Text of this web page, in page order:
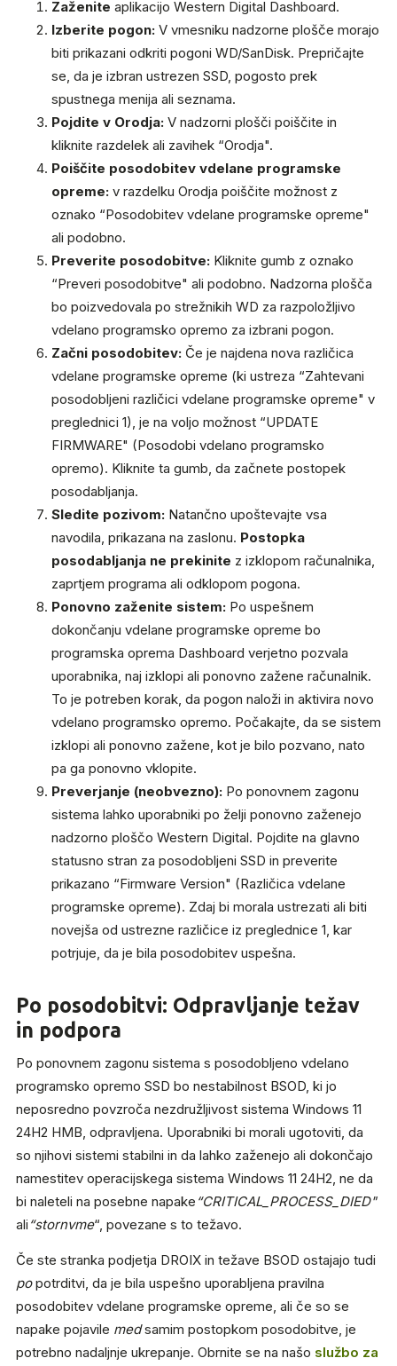
Zaženite aplikacijo Western Digital Dashboard.
Izberite pogon: V vmesniku nadzorne plošče morajo
biti prikazani odkriti pogoni WD/SanDisk. Prepričajte
se, da je izbran ustrezen SSD, pogosto prek
spustnega menija ali seznama.
Pojdite v Orodja: V nadzorni plošči poiščite in
kliknite razdelek ali zavihek “Orodja".
Poiščite posodobitev vdelane programske
opreme: v razdelku Orodja poiščite možnost z
oznako “Posodobitev vdelane programske opreme"
ali podobno.
Preverite posodobitve: Kliknite gumb z oznako
“Preveri posodobitve" ali podobno. Nadzorna plošča
bo poizvedovala po strežnikih WD za razpoložljivo
vdelano programsko opremo za izbrani pogon.
Začni posodobitev: Če je najdena nova različica
vdelane programske opreme (ki ustreza “Zahtevani
posodobljeni različici vdelane programske opreme" v
preglednici 1), je na voljo možnost “UPDATE
FIRMWARE" (Posodobi vdelano programsko
opremo). Kliknite ta gumb, da začnete postopek
posodabljanja.
Sledite pozivom: Natančno upoštevajte vsa
navodila, prikazana na zaslonu. Postopka
posodabljanja ne prekinite z izklopom računalnika,
zaprtjem programa ali odklopom pogona.
Ponovno zaženite sistem: Po uspešnem
dokončanju vdelane programske opreme bo
programska oprema Dashboard verjetno pozvala
uporabnika, naj izklopi ali ponovno zažene računalnik.
To je potreben korak, da pogon naloži in aktivira novo
vdelano programsko opremo. Počakajte, da se sistem
izklopi ali ponovno zažene, kot je bilo pozvano, nato
pa ga ponovno vklopite.
Preverjanje (neobvezno): Po ponovnem zagonu
sistema lahko uporabniki po želji ponovno zaženejo
nadzorno ploščo Western Digital. Pojdite na glavno
statusno stran za posodobljeni SSD in preverite
prikazano “Firmware Version" (Različica vdelane
programske opreme). Zdaj bi morala ustrezati ali biti
novejša od ustrezne različice iz preglednice 1, kar
potrjuje, da je bila posodobitev uspešna.
Po posodobitvi: Odpravljanje težav
in podpora
Po ponovnem zagonu sistema s posodobljeno vdelano
programsko opremo SSD bo nestabilnost BSOD, ki jo
neposredno povzroča nezdružljivost sistema Windows 11
24H2 HMB, odpravljena. Uporabniki bi morali ugotoviti, da
so njihovi sistemi stabilni in da lahko zaženejo ali dokončajo
namestitev operacijskega sistema Windows 11 24H2, ne da
bi naleteli na posebne napake “CRITICAL_PROCESS_DIED"
ali “stornvme“, povezane s to težavo.
Če ste stranka podjetja DROIX in težave BSOD ostajajo tudi
popotrditvi, da je bila uspešno uporabljena pravilna
posodobitev vdelane programske opreme, ali če so se
napake pojavile medsamim postopkom posodobitve, je
potrebno nadaljnje ukrepanje. Obrnite se na našo službo za